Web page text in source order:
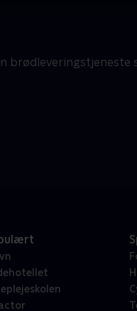
brødleveringstjeneste